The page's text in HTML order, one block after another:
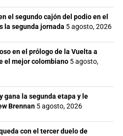
el segundo cajón del podio en el
la segunda jornada 5 agosto, 2026
en el prólogo de la Vuelta a
el mejor colombiano 5 agosto,
gana la segunda etapa y le
Brennan 5 agosto, 2026
con el tercer duelo de